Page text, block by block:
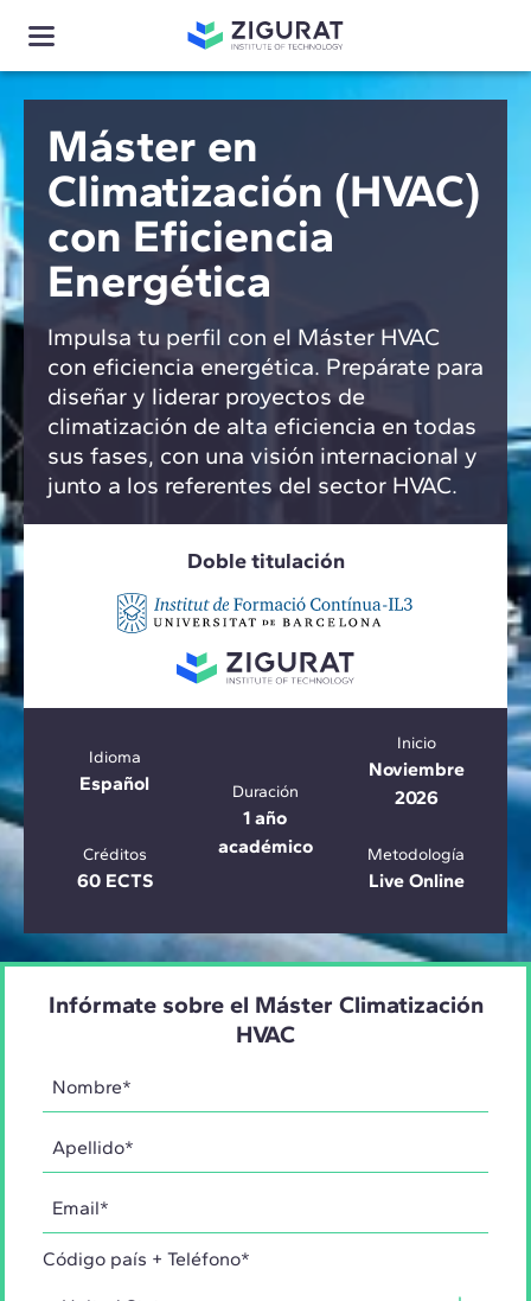
Máster en
Climatización (HVAC)
con Eficiencia
Energética
Impulsa tu perfil con el Máster HVAC
con eficiencia energética. Prepárate para
diseñar y liderar proyectos de
climatización de alta eficiencia en todas
sus fases, con una visión internacional y
junto a los referentes del sector HVAC.
Doble titulación
Idioma
Español Duración
1 año
académico
Inicio
Noviembre
2026
Créditos
60 ECTS
Metodología
Live Online
Infórmate sobre el Máster Climatización
HVAC
Código país + Teléfono*